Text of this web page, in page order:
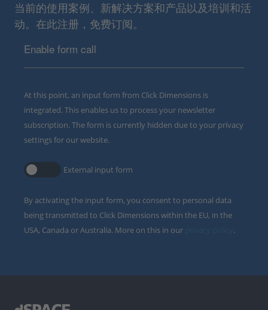
当前的使用案例、新解决方案和产品以及培训和活
动。在此注册，免费订阅。
Enable form call
At this point, an input form from Click Dimensions is
integrated. This enables us to process your newsletter
subscription. The form is currently hidden due to your privacy
settings for our website.
External input form
By activating the input form, you consent to personal data
being transmitted to Click Dimensions within the EU, in the
USA, Canada or Australia. More on this in our
.